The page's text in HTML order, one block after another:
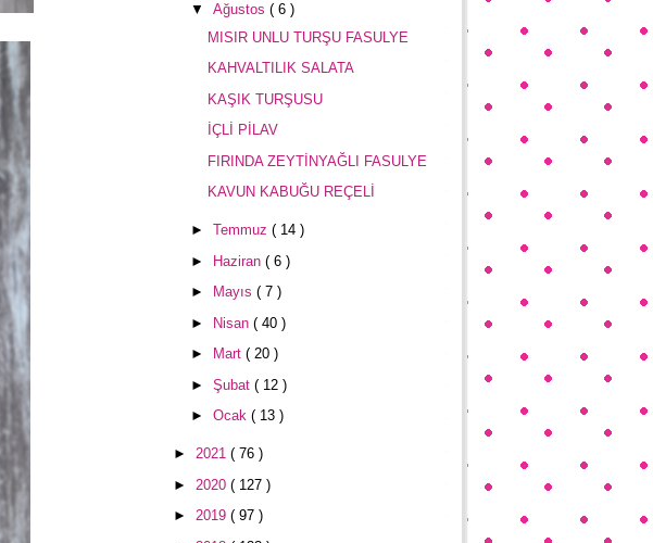
▼ Ağustos ( 6 )
MISIR UNLU TURŞU FASULYE
KAHVALTILIK SALATA
KAŞIK TURŞUSU
İÇLİ PİLAV
FIRINDA ZEYTİNYAĞLI FASULYE
KAVUN KABUĞU REÇELİ
► Temmuz ( 14 )
► Haziran ( 6 )
►
Mayıs ( 7 )
► Nisan ( 40 )
►
Mart ( 20 )
► Şubat ( 12 )
► Ocak ( 13 )
► 2021 ( 76 )
► 2020 ( 127 )
► 2019 ( 97 )